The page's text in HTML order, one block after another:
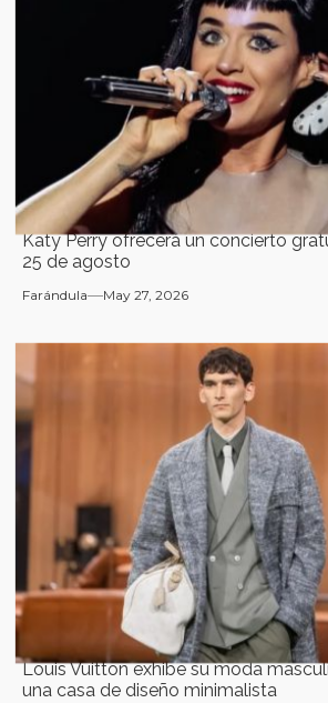
Katy Perry ofrecerá un concierto
25 de agosto
Farándula May 27, 2026
Louis Vuitton exhibe su moda
una casa de diseño minimalista